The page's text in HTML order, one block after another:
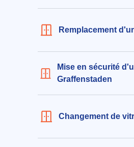
Graffenstaden (67400)
H 1.96m, épaisseur 1cm
289€ TTC
aux alentours de Impasse du
le 06/08/2026 à 11:38
Remplacement
Mise en sécurité
Graffenstaden
Changement de